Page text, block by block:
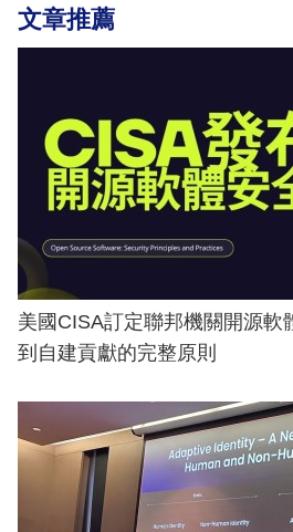
文章推薦
美國CISA訂定聯邦機關開源軟
到自建貢獻的完整原則